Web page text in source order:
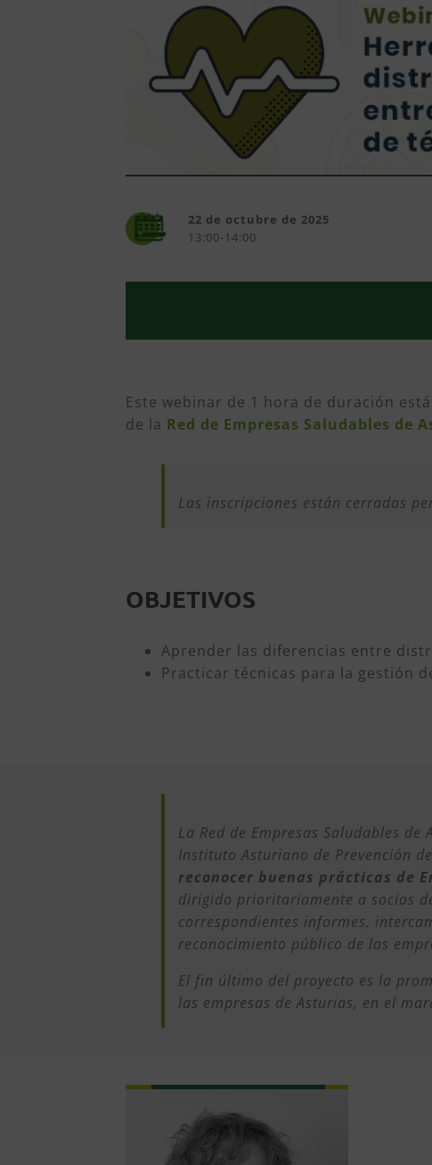
22 de octubre de 2025
13:00-14:00
Este webinar de 1 hora de duración
de la Red de Empresas Saludables de
Las inscripciones están cerradas
OBJETIVOS
Aprender las diferencias entre
Practicar técnicas para la gestión
La Red de Empresas Saludables
Instituto Asturiano de Prevención
reconocer buenas prácticas de
dirigido prioritariamente a socios
correspondientes informes,
reconocimiento público de las
El fin último del proyecto es la
las empresas de Asturias, en el